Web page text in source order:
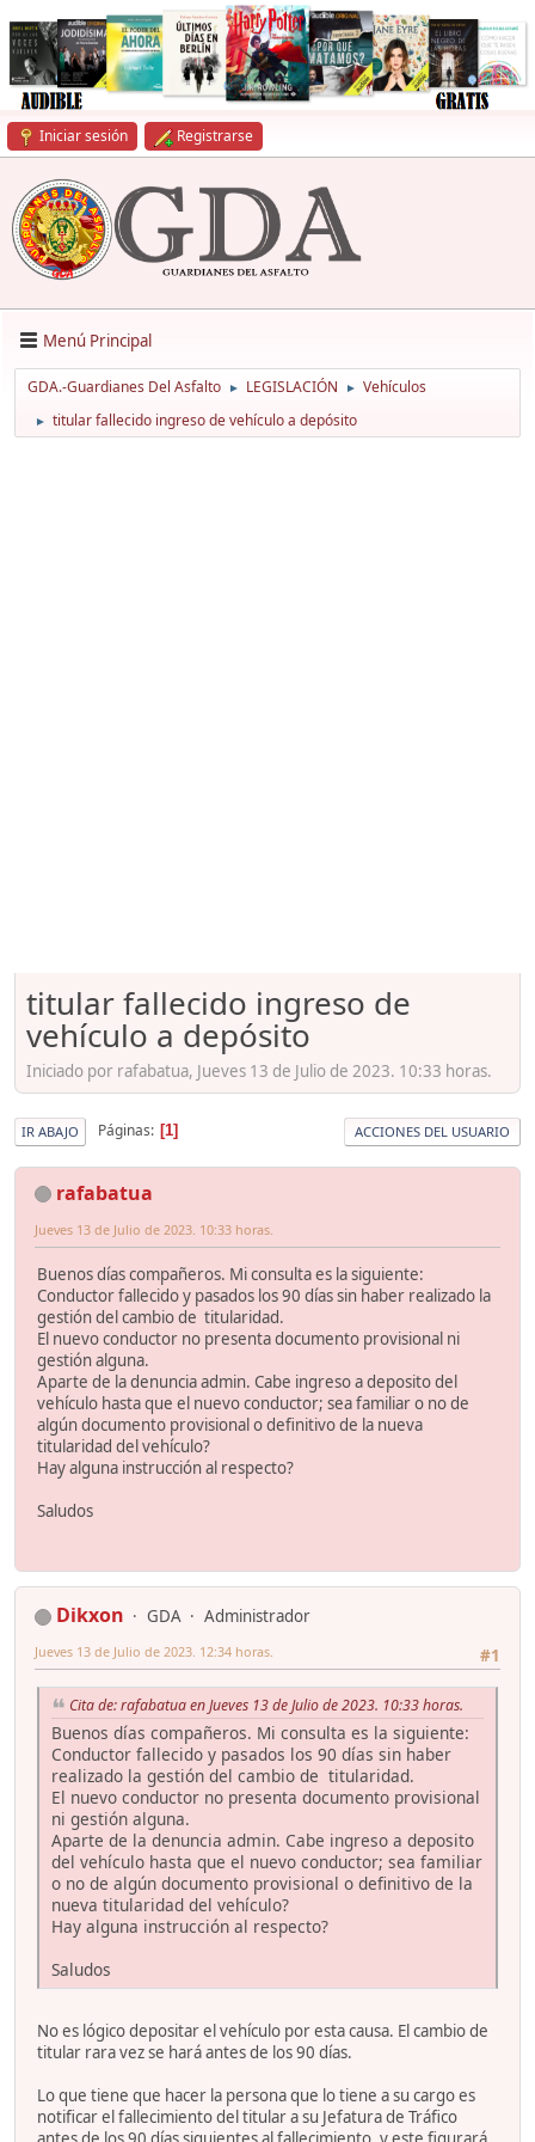
Iniciar sesión Registrarse
Menú Principal
GDA.-Guardianes Del Asfalto ► LEGISLACIÓN ► Vehículos
► titular fallecido ingreso de vehículo a depósito
titular fallecido ingreso de
vehículo a depósito
Iniciado por rafabatua, Jueves 13 de Julio de 2023. 10:33 horas.
IR ABAJO Páginas 1 ACCIONES DEL USUARIO
rafabatua
Jueves 13 de Julio de 2023. 10:33 horas.
Buenos días compañeros. Mi consulta es la siguiente:
Conductor fallecido y pasados los 90 días sin haber realizado la
gestión del cambio de titularidad.
El nuevo conductor no presenta documento provisional ni
gestión alguna.
Aparte de la denuncia admin. Cabe ingreso a deposito del
vehículo hasta que el nuevo conductor; sea familiar o no de
algún documento provisional o definitivo de la nueva
titularidad del vehículo?
Hay alguna instrucción al respecto?
Saludos
Dikxon GDA
Administrador
#1
Jueves 13 de Julio de 2023. 12:34 horas.
Cita de: rafabatua en Jueves 13 de Julio de 2023. 10:33 horas.
Buenos días compañeros. Mi consulta es la siguiente:
Conductor fallecido y pasados los 90 días sin haber
realizado la gestión del cambio de titularidad.
El nuevo conductor no presenta documento provisional
ni gestión alguna.
Aparte de la denuncia admin. Cabe ingreso a deposito
del vehículo hasta que el nuevo conductor; sea familiar
o no de algún documento provisional o definitivo de la
nueva titularidad del vehículo?
Hay alguna instrucción al respecto?
Saludos
No es lógico depositar el vehículo por esta causa. El cambio de
titular rara vez se hará antes de los 90 días.
Lo que tiene que hacer la persona que lo tiene a su cargo es
notificar el fallecimiento del titular a su Jefatura de Tráfico